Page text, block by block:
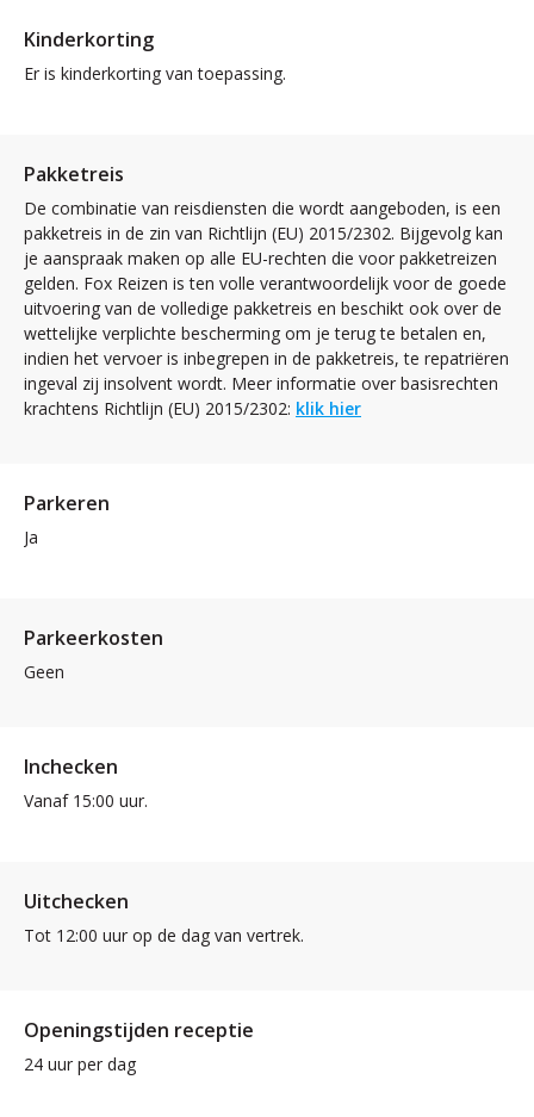
Kinderkorting
Er is kinderkorting van toepassing.
Pakketreis
De combinatie van reisdiensten die wordt aangeboden, is een
pakketreis in de zin van Richtlijn (EU) 2015/2302. Bijgevolg kan
je aanspraak maken op alle EU-rechten die voor pakketreizen
gelden. Fox Reizen is ten volle verantwoordelijk voor de goede
uitvoering van de volledige pakketreis en beschikt ook over de
wettelijke verplichte bescherming om je terug te betalen en,
indien het vervoer is inbegrepen in de pakketreis, te repatriëren
ingeval zij insolvent wordt. Meer informatie over basisrechten
krachtens Richtlijn (EU) 2015/2302: klik hier
Parkeren
Ja
Parkeerkosten
Geen
Inchecken
Vanaf 15:00 uur.
Uitchecken
Tot 12:00 uur op de dag van vertrek.
Openingstijden receptie
24 uur per dag